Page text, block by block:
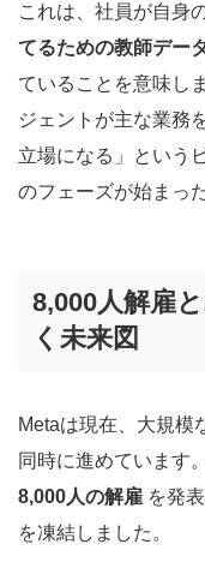
これは、社員が自身
てるための教師デー
ていることを意味し
ジェントが主な業務
立場になる」という
のフェーズが始まっ
8,000人解雇
く未来図
Metaは現在、大規模
同時に進めています
8,000人の解雇 を発
を凍結しました。